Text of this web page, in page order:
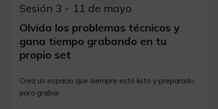
Sesión 3 - 11 de mayo
Olvida los problemas técnicos y
gana tiempo grabando en tu
propio set
Crea un espacio que siempre esté listo y preparado
para grabar